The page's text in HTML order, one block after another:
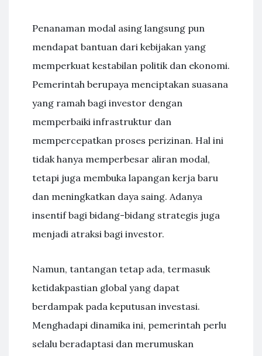
Penanaman modal asing langsung pun
mendapat bantuan dari kebijakan yang
memperkuat kestabilan politik dan ekonomi.
Pemerintah berupaya menciptakan suasana
yang ramah bagi investor dengan
memperbaiki infrastruktur dan
mempercepatkan proses perizinan. Hal ini
tidak hanya memperbesar aliran modal,
tetapi juga membuka lapangan kerja baru
dan meningkatkan daya saing. Adanya
insentif bagi bidang-bidang strategis juga
menjadi atraksi bagi investor.
Namun, tantangan tetap ada, termasuk
ketidakpastian global yang dapat
berdampak pada keputusan investasi.
Menghadapi dinamika ini, pemerintah perlu
selalu beradaptasi dan merumuskan